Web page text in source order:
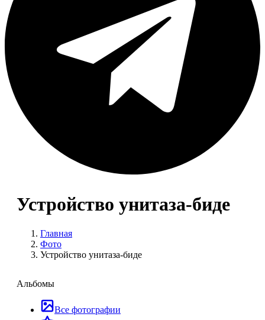
Устройство унитаза-биде
Главная
Фото
Устройство унитаза-биде
Альбомы
Все фотографии